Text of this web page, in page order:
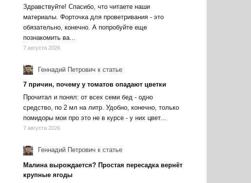
Здравствуйте! Спасибо, что читаете наши
материалы. Форточка для проветривания - это
обязательно, конечно. А попробуйте еще
познакомить ва...
7 августа 2026
Геннадий Петрович к статье
7 причин, почему у томатов опадают цветки
Прочитал и понял: от всех семи бед - одно
средство, по 2 мл на литр. Удобно, конечно, только
помидоры мои про это не в курсе - у них цвет...
7 августа 2026
Геннадий Петрович к статье
Малина вырождается? Простая пересадка вернёт
крупные ягоды